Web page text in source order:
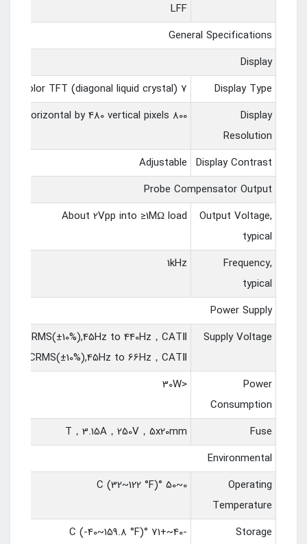
LFF
General Specifications
Display
Display Type
7 inch 64K color TFT (diagonal liquid crystal)
Display
Resolution
800 horizontal by 480 vertical pixels
Display Contrast
Adjustable
Probe Compensator Output
Output Voltage,
typical
About 2Vpp into ≥1MΩ load
Frequency,
typical
1kHz
Power Supply
Supply Voltage
120VACRMS(±10%),45Hz to 440Hz，CATⅡ
240VACRMS(±10%),45Hz to 66Hz，CATⅡ
Power
Consumption
<30W
Fuse
T，3.15A，250V，5x20mm
Environmental
Operating
Temperature
0~50 °C (32~122 °F)
Storage
-40~+71 °C (-40~159.8 °F)